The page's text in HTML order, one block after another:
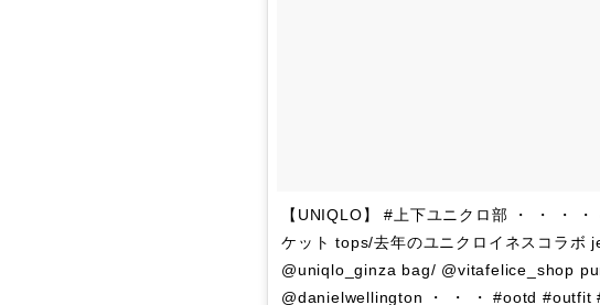
【UNIQLO】 #上下ユニクロ部 ・ ・ ・
ケット tops/去年のユニクロイネスコラボ
@uniqlo_ginza bag/ @vitafelice_shop
@danielwellington ・ ・ ・ #ootd